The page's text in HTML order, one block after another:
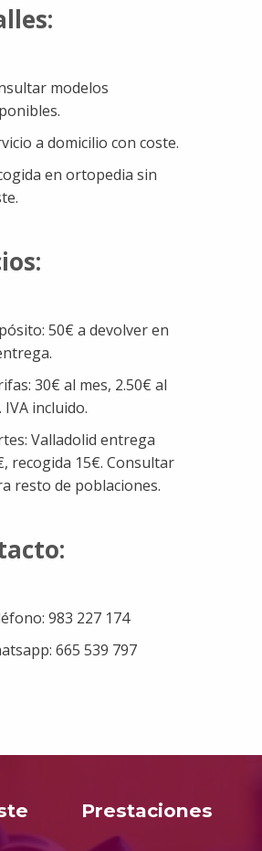
modelos
a domicilio con coste.
en ortopedia sin
50€ a devolver en
30€ al mes, 2.50€ al
IVA incluido.
Valladolid entrega
recogida 15€. Consultar
resto de poblaciones.
983 227 174
665 539 797
Prestaciones